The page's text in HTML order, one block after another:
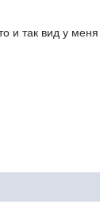
и так вид у